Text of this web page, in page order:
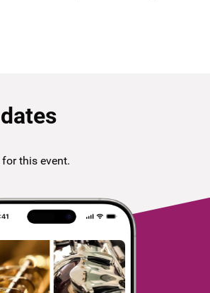
this event.